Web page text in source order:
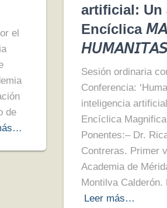
el
de
artificial: Un
Encíclica
Sesión ordinaria
Conferencia:
inteligencia
Encíclica Magnifica
Ponentes:– Dr.
Contreras. Primer
Academia de
Montilva Calderón.
Leer más…